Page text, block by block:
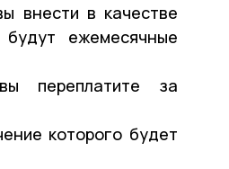
внести в качестве
ежемесячные
переплатите за
которого будет